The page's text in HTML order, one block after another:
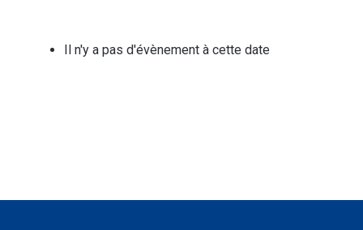
Il n'y a pas d'évènement à cette date